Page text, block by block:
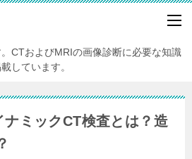
CTおよびMRIの画像診断に必要な知識
しています。
ナミックCT検査とは？造